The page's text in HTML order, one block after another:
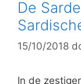
o
i
e
n
De
15/10/2018
In de